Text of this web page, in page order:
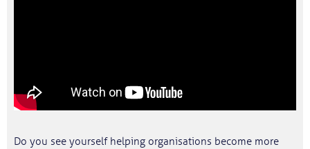
Do you see yourself helping organisations become more